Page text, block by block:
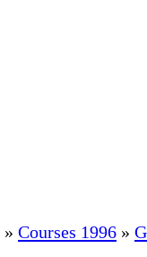
» Courses 1996 »